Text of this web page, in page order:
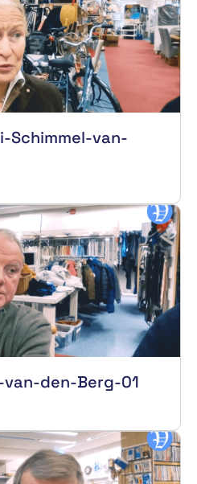
Schimmel-van-
van-den-Berg-01